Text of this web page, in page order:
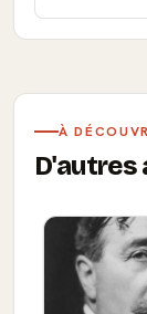
À
D'autres